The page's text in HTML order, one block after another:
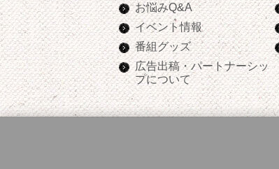
お悩みQ&A
イベント情報
番組グッズ
広告出稿・パートナーシッ
プについて